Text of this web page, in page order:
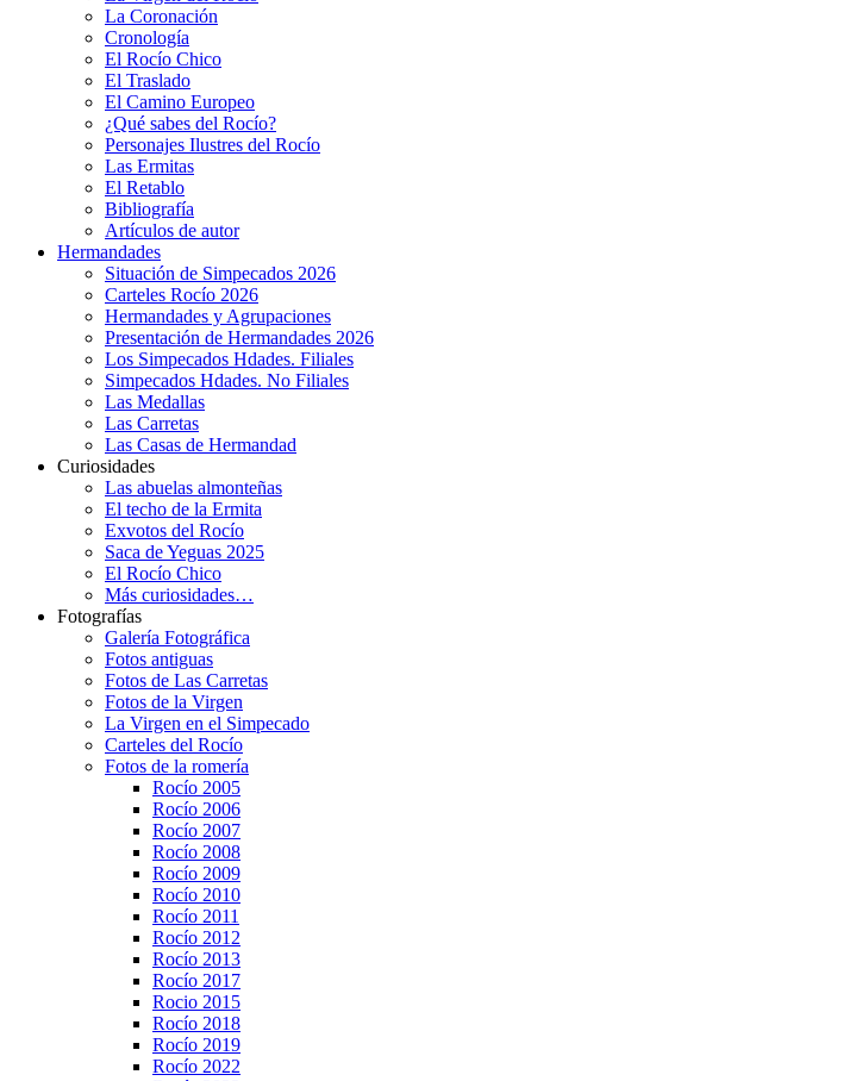
La Coronación
Cronología
El Rocío Chico
El Traslado
El Camino Europeo
¿Qué sabes del Rocío?
Personajes Ilustres del Rocío
Las Ermitas
El Retablo
Bibliografía
Artículos de autor
Hermandades
Situación de Simpecados 2026
Carteles Rocío 2026
Hermandades y Agrupaciones
Presentación de Hermandades 2026
Los Simpecados Hdades. Filiales
Simpecados Hdades. No Filiales
Las Medallas
Las Carretas
Las Casas de Hermandad
Curiosidades
Las abuelas almonteñas
El techo de la Ermita
Exvotos del Rocío
Saca de Yeguas 2025
El Rocío Chico
Más curiosidades…
Fotografías
Galería Fotográfica
Fotos antiguas
Fotos de Las Carretas
Fotos de la Virgen
La Virgen en el Simpecado
Carteles del Rocío
Fotos de la romería
Rocío 2005
Rocío 2006
Rocío 2007
Rocío 2008
Rocío 2009
Rocío 2010
Rocío 2011
Rocío 2012
Rocío 2013
Rocío 2017
Rocio 2015
Rocío 2018
Rocío 2019
Rocío 2022